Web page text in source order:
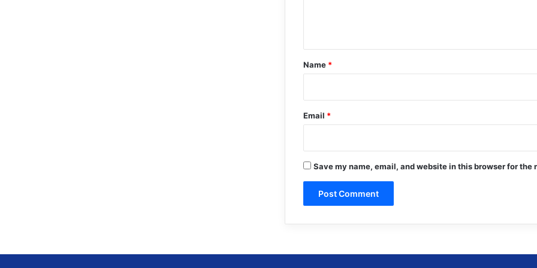
*
Name *
Email *
Save my name, email, and website in this browser for the